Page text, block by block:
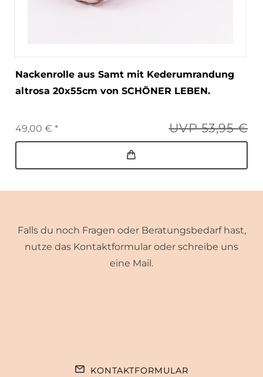
Nackenrolle aus Samt mit Kederumrandung
altrosa 20x55cm von SCHÖNER LEBEN.
UVP 53,95 €
49,00 € *
Falls du noch Fragen oder Beratungsbedarf hast,
nutze das Kontaktformular oder schreibe uns
eine Mail.
KONTAKTFORMULAR